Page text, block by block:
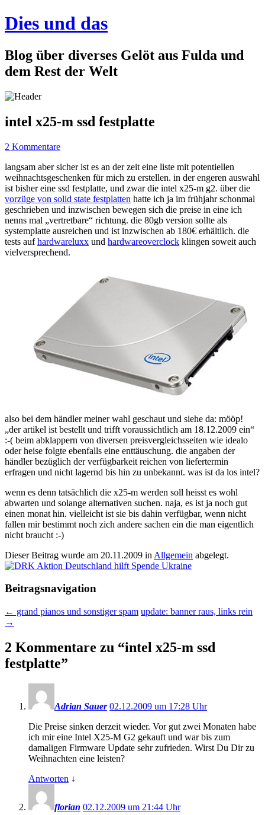
Dies und das
Blog über diverses Gelöt aus Fulda und
dem Rest der Welt
intel x25-m ssd festplatte
2 Kommentare
langsam aber sicher ist es an der zeit eine liste mit potentiellen
weihnachtsgeschenken für mich zu erstellen. in der engeren auswahl
ist bisher eine ssd festplatte, und zwar die intel x25-m g2. über die
vorzüge von solid state festplatten hatte ich ja im frühjahr schonmal
geschrieben und inzwischen bewegen sich die preise in eine ich
nenns mal „vertretbare“ richtung. die 80gb version sollte als
systemplatte ausreichen und ist inzwischen ab 180€ erhältlich. die
tests aufhardwareluxx und hardwareoverclock klingen soweit auch
vielversprechend.
also bei dem händler meiner wahl geschaut und siehe da: mööp!
„der artikel ist bestellt und trifft voraussichtlich am 18.12.2009 ein“
:-( beim abklappern von diversen preisvergleichsseiten wie idealo
oder heise folgte ebenfalls eine enttäuschung. die angaben der
händler bezüglich der verfügbarkeit reichen von liefertermin
erfragen und nicht lagernd bis hin zu unbekannt. was ist da los intel?
wenn es denn tatsächlich die x25-m werden soll heisst es wohl
abwarten und solange alternativen suchen. naja, es ist ja noch gut
einen monat hin. vielleicht ist sie bis dahin verfügbar, wenn nicht
fallen mir bestimmt noch zich andere sachen ein die man eigentlich
nicht braucht :-)
Dieser Beitrag wurde am 20.11.2009 in Allgemein abgelegt.
Beitragsnavigation
← grand pianos und sonstiger spam update: banner raus, links rein
→
2 Kommentare zu “intel x25-m ssd
festplatte”
Adrian Sauer 02.12.2009 um 17:28 Uhr
Die Preise sinken derzeit wieder. Vor gut zwei Monaten habe
ich mir eine Intel X25-M G2 gekauft und war bis zum
damaligen Firmware Update sehr zufrieden. Wirst Du Dir zu
Weihnachten eine leisten?
Antworten ↓
florian 02.12.2009 um 21:44 Uhr